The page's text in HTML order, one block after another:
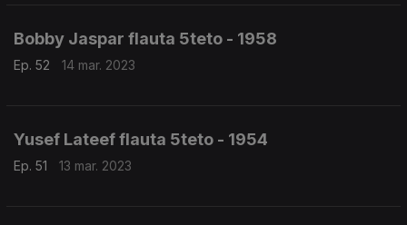
Bobby Jaspar flauta 5teto - 1958
Ep. 52 14 mar. 2023
Yusef Lateef flauta 5teto - 1954
Ep. 51 13 mar. 2023